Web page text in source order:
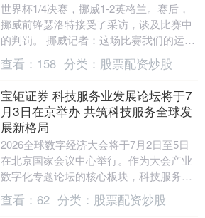
世界杯1/4决赛，挪威1-2英格兰。赛后，
挪威前锋瑟洛特接受了采访，谈及比赛中
的判罚。 挪威记者：这场比赛我们的运气
实在太糟糕了，解说员们也对一些判罚感
到极其愤....
查看： 158 分类： 股票配资炒股
宝钜证券 科技服务业发展论坛将于7
月3日在京举办 共筑科技服务全球发
展新格局
2026全球数字经济大会将于7月2日至5日
在北京国家会议中心举行。作为大会产业
数字化专题论坛的核心板块，科技服务业
经济发展论坛将于7月3日下午在中关村展
示中心静....
查看： 62 分类： 股票配资炒股